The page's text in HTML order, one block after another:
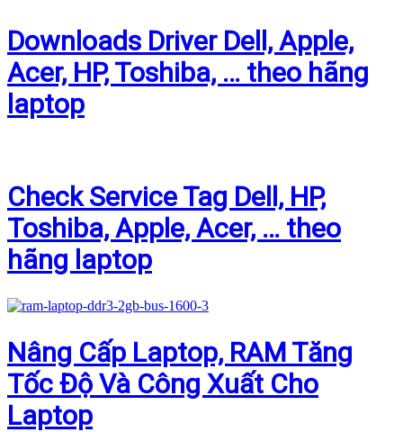
Downloads Driver Dell, Apple,
Acer, HP, Toshiba, … theo hãng
laptop
Check Service Tag Dell, HP,
Toshiba, Apple, Acer, … theo
hãng laptop
Nâng Cấp Laptop, RAM Tăng
Tốc Độ Và Công Xuất Cho
Laptop